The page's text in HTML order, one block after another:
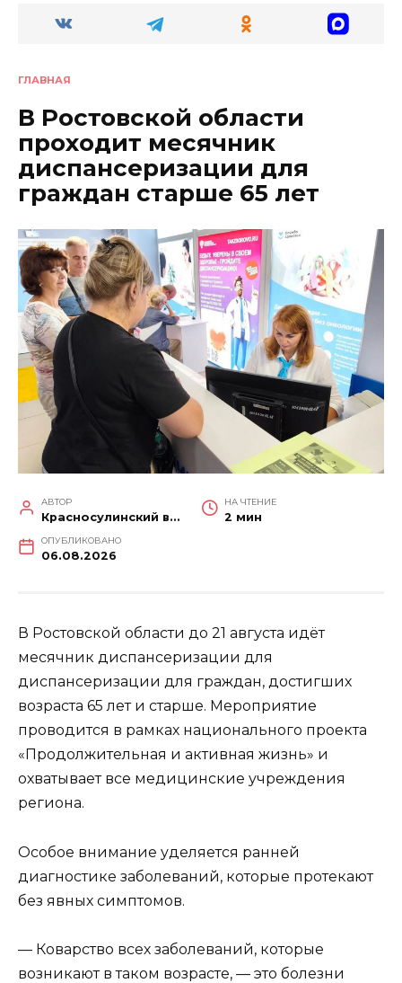
ГЛАВНАЯ
В Ростовской области
проходит месячник
диспансеризации для
граждан старше 65 лет
АВТОР
Красносулинский вестник
НА ЧТЕНИЕ
2 мин
ОПУБЛИКОВАНО
06.08.2026
В Ростовской области до 21 августа идёт
месячник диспансеризации для
диспансеризации для граждан, достигших
возраста 65 лет и старше. Мероприятие
проводится в рамках национального проекта
«Продолжительная и активная жизнь» и
охватывает все медицинские учреждения
региона.
Особое внимание уделяется ранней
диагностике заболеваний, которые протекают
без явных симптомов.
— Коварство всех заболеваний, которые
возникают в таком возрасте, — это болезни